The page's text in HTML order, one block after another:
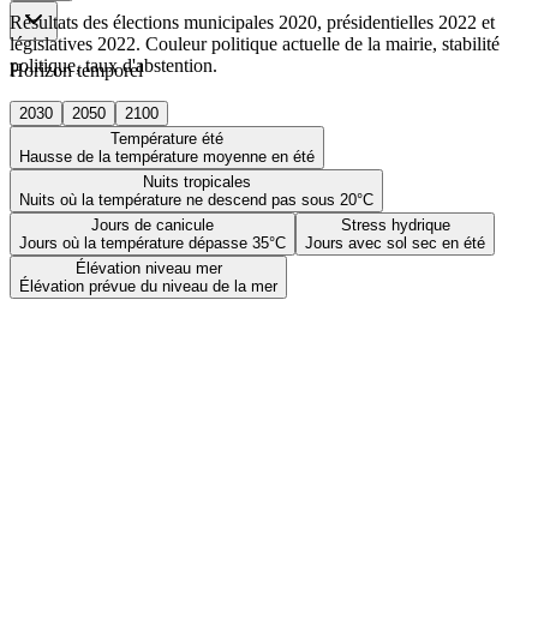
Horizon temporel
2030 2050
2100
Température été
Hausse de la température moyenne en été
Nuits tropicales
Nuits où la température ne descend pas sous 20°C
Jours de canicule
Jours où la température dépasse 35°C
Stress hydrique
Jours avec sol sec en été
Élévation niveau mer
Élévation prévue du niveau de la mer
Résultats des élections municipales 2020, présidentielles 2022 et
législatives 2022. Couleur politique actuelle de la mairie, stabilité
politique, taux d'abstention.